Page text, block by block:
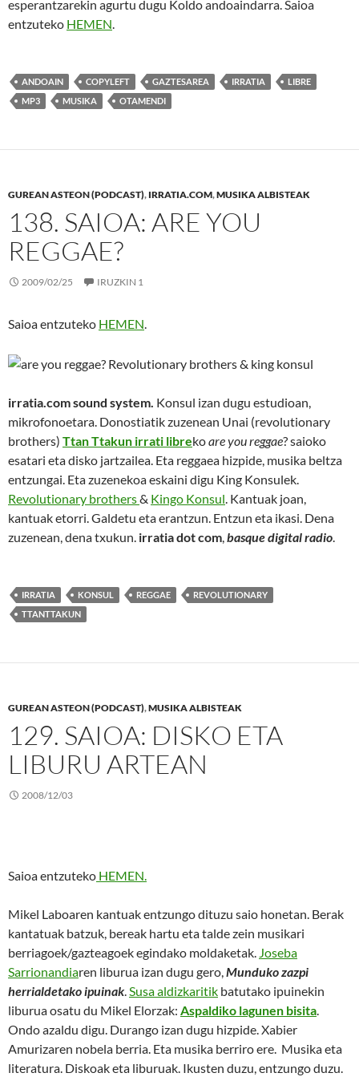
esperantzarekin agurtu dugu Koldo andoaindarra. Saioa
entzuteko HEMEN.
ANDOAIN COPYLEFT GAZTESAREA IRRATIA
LIBRE
MP3
MUSIKA OTAMENDI
GUREAN ASTEON (PODCAST), IRRATIA.COM,MUSIKA ALBISTEAK
138. SAIOA: ARE YOU
REGGAE?
2009/02/25 IRUZKIN 1
Saioa entzuteko HEMEN.
irratia.com sound system. Konsul izan dugu estudioan,
mikrofonoetara. Donostiatik zuzenean Unai (revolutionary
brothers) Ttan Ttakun irrati librekoare you reggae? saioko
esatari eta disko jartzailea. Eta reggaea hizpide, musika beltza
entzungai. Eta zuzenekoa eskaini digu King Konsulek.
Revolutionary brothers& Kingo Konsul. Kantuak joan,
kantuak etorri. Galdetu eta erantzun. Entzun eta ikasi. Dena
zuzenean, dena txukun. irratia dot com,basque digital radio.
IRRATIA KONSUL REGGAE
REVOLUTIONARY
TTANTTAKUN
GUREAN ASTEON (PODCAST),MUSIKA ALBISTEAK
129. SAIOA: DISKO ETA
LIBURU ARTEAN
2008/12/03
Saioa entzuteko HEMEN.
Mikel Laboaren kantuak entzungo dituzu saio honetan. Berak
kantatuak batzuk, bereak hartu eta talde zein musikari
berriagoek/gazteagoek egindako moldaketak. Joseba
Sarrionandiaren liburua izan dugu gero,Munduko zazpi
herrialdetako ipuinak.Susa aldizkaritik batutako ipuinekin
liburua osatu du Mikel Elorzak: Aspaldiko lagunen bisita.
Ondo azaldu digu. Durango izan dugu hizpide. Xabier
Amurizaren nobela berria. Eta musika berriro ere. Musika eta
literatura. Diskoak eta liburuak. Ikusten duzu, entzungo duzu.